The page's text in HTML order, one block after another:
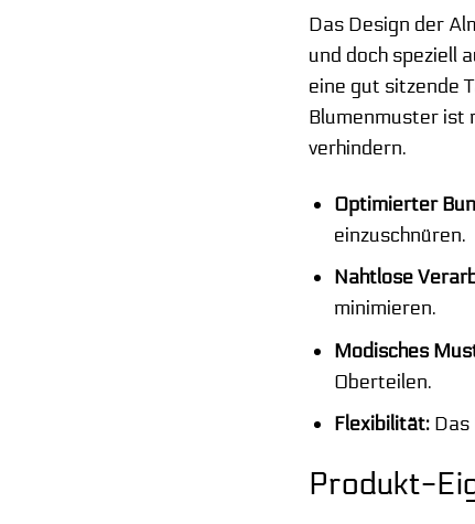
Das Design der
und doch speziell
eine gut sitzende
Blumenmuster ist
verhindern.
Optimierter
einzuschnüren.
Nahtlose
minimieren.
Modisches
Oberteilen.
Flexibilität:
Produkt-